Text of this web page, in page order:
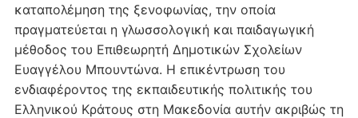
2006.
Η
ελληνική
γλώσσα
ως
ξένη(;)
καταπολέμηση της ξενοφωνίας, την οποία
πραγματεύεται η γλωσσολογική και παιδαγωγική
μέθοδος του Επιθεωρητή Δημοτικών Σχολείων
Ευαγγέλου Μπουντώνα. Η επικέντρωση του
ενδιαφέροντος της εκπαιδευτικής πολιτικής του
Ελληνικού Κράτους στη Μακεδονία αυτήν ακριβώς τη